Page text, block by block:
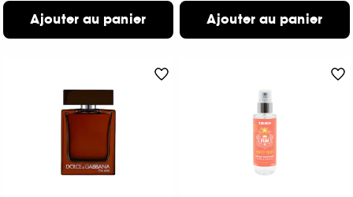
Ajouter au panier Ajouter au panier